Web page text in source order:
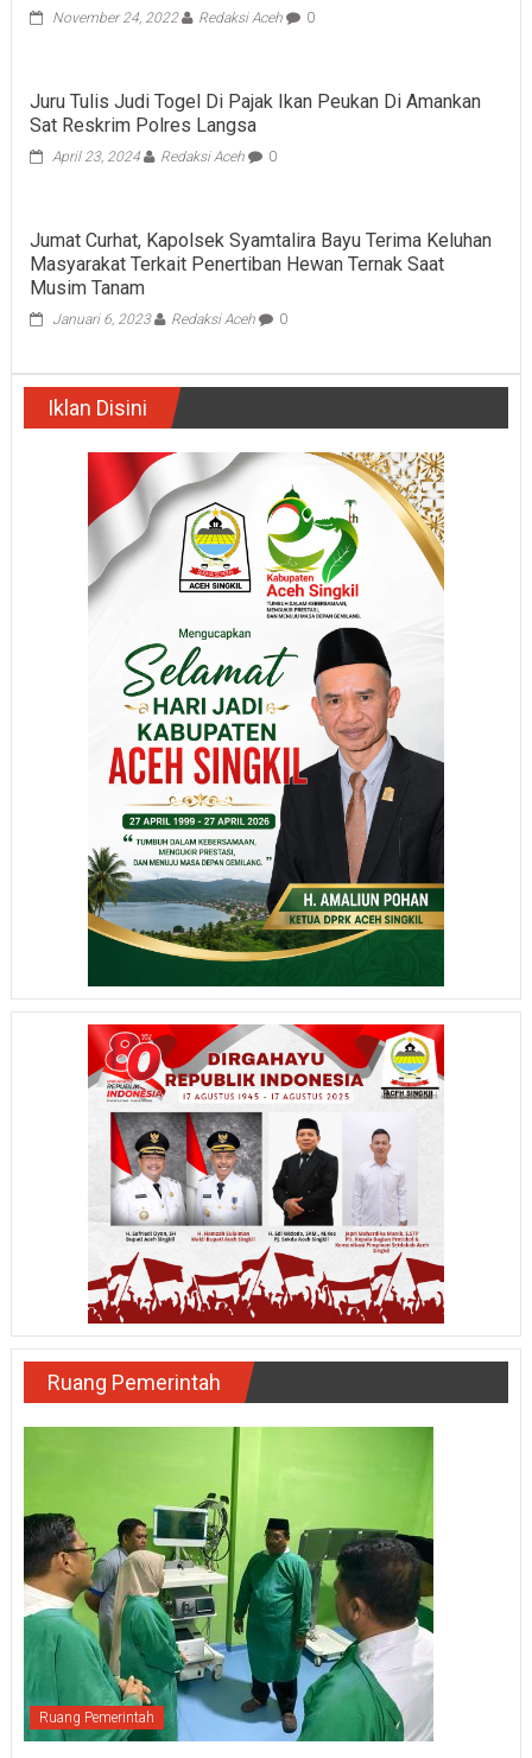
November 24, 2022 Redaksi Aceh 0
Juru Tulis Judi Togel Di Pajak Ikan Peukan Di Amankan
Sat Reskrim Polres Langsa
April 23, 2024 Redaksi Aceh 0
Jumat Curhat, Kapolsek Syamtalira Bayu Terima Keluhan
Masyarakat Terkait Penertiban Hewan Ternak Saat
Musim Tanam
Januari 6, 2023 Redaksi Aceh 0
Iklan Disini
Ruang Pemerintah
Ruang Pemerintah